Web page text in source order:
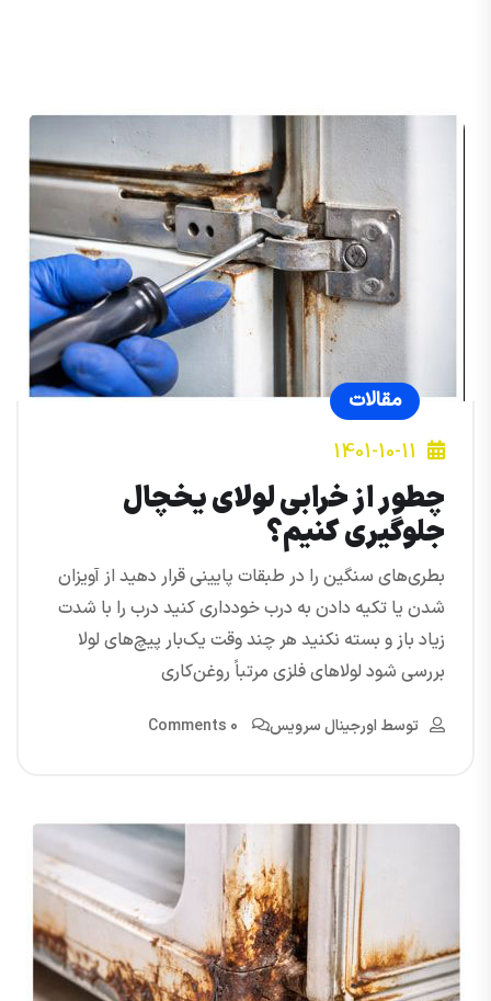
مقالات
1401-10-11
چطور از خرابی لولای یخچال
جلوگیری کنیم؟
بطری‌های سنگین را در طبقات پایینی قرار دهید از آویزان
شدن یا تکیه دادن به درب خودداری کنید درب را با شدت
زیاد باز و بسته نکنید هر چند وقت یک‌بار پیچ‌های لولا
بررسی شود لولاهای فلزی مرتباً روغن‌کاری
توسط اورجینال سرویس 0 Comments